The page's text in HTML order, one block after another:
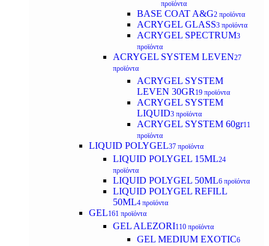
προϊόντα
BASE COAT A&G2 προϊόντα
ACRYGEL GLASS3 προϊόντα
ACRYGEL SPECTRUM3
προϊόντα
ACRYGEL SYSTEM LEVEN27
προϊόντα
ACRYGEL SYSTEM
LEVEN 30GR 19 προϊόντα
ACRYGEL SYSTEM
LIQUID3 προϊόντα
ACRYGEL SYSTEM 60gr11
προϊόντα
LIQUID POLYGEL37 προϊόντα
LIQUID POLYGEL 15ML24
προϊόντα
LIQUID POLYGEL 50ML6 προϊόντα
LIQUID POLYGEL REFILL
50ML4 προϊόντα
GEL161 προϊόντα
GEL ALEZORI110 προϊόντα
GEL MEDIUM EXOTIC6